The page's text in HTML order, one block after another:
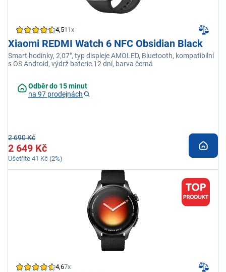
4,511x
Xiaomi REDMI Watch 6 NFC Obsidian Black
Smart hodinky, 2,07", typ displeje AMOLED, Bluetooth, kompatibilní
s OS Android, výdrž baterie 12 dní, barva černá
Odběr do 15 minut
na 97 prodejnách
2 690 Kč
2 649 Kč
Ušetříte 41 Kč (2%)
4,67x